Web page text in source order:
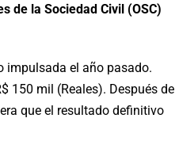
de la Sociedad Civil (OSC)
impulsada el año pasado.
150 mil (Reales). Después de
que el resultado definitivo